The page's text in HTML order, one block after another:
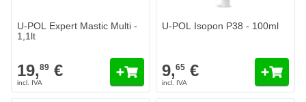
U-POL Expert Mastic Multi -
1,1lt
19,89 €
U-POL Isopon P38 - 100ml
9,65 €